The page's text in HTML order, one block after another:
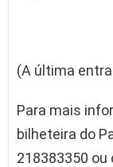
(A última
Para mais
bilheteira do
218383350 ou